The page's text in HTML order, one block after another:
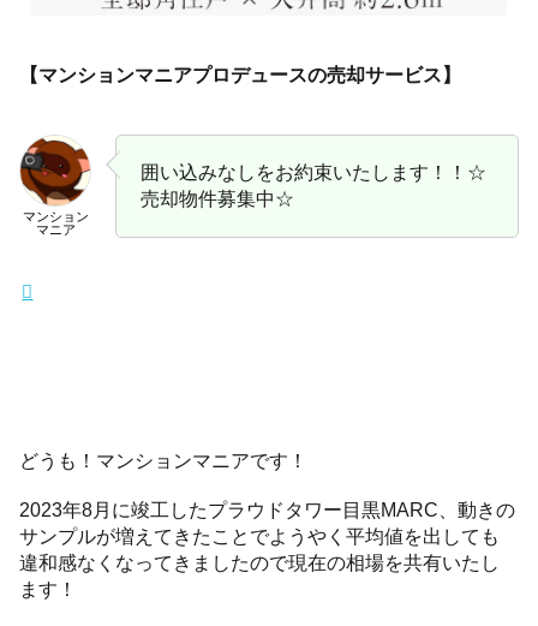
【マンションマニアプロデュースの売却サービス】
マンション
マニア
囲い込みなしをお約束いたします！！☆
売却物件募集中☆
どうも！マンションマニアです！
2023年8月に竣工したプラウドタワー目黒MARC、動きの
サンプルが増えてきたことでようやく平均値を出しても
違和感なくなってきましたので現在の相場を共有いたし
ます！